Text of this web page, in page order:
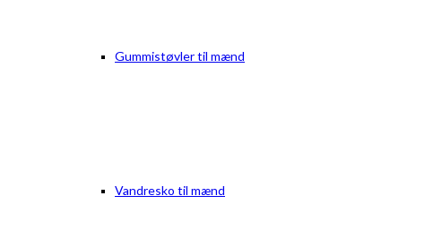
Gummistøvler til mænd
Vandresko til mænd